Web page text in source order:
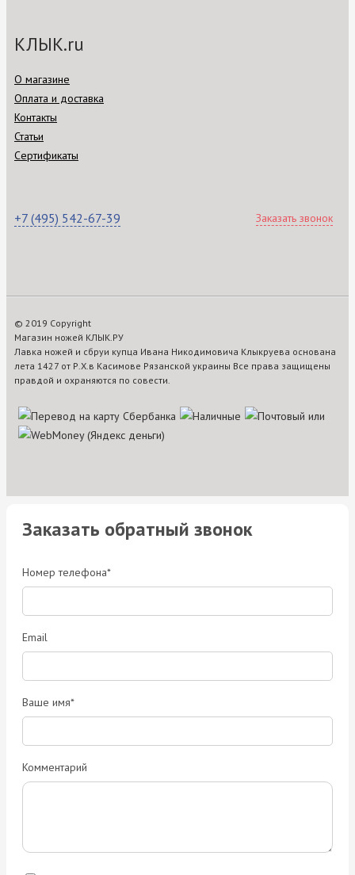
КЛЫК.ru
О магазине
Оплата и доставка
Контакты
Статьи
Сертификаты
+7 (495) 542-67-39 Заказать звонок
© 2019 Copyright
Магазин ножей КЛЫК.РУ
Лавка ножей и сбруи купца Ивана Никодимовича Клыкруева основана
лета 1427 от Р.Х.в Касимове Рязанской украины Все права защищены
правдой и охраняются по совести.
Заказать обратный звонок
Номер телефона*
Email
Ваше имя*
Комментарий